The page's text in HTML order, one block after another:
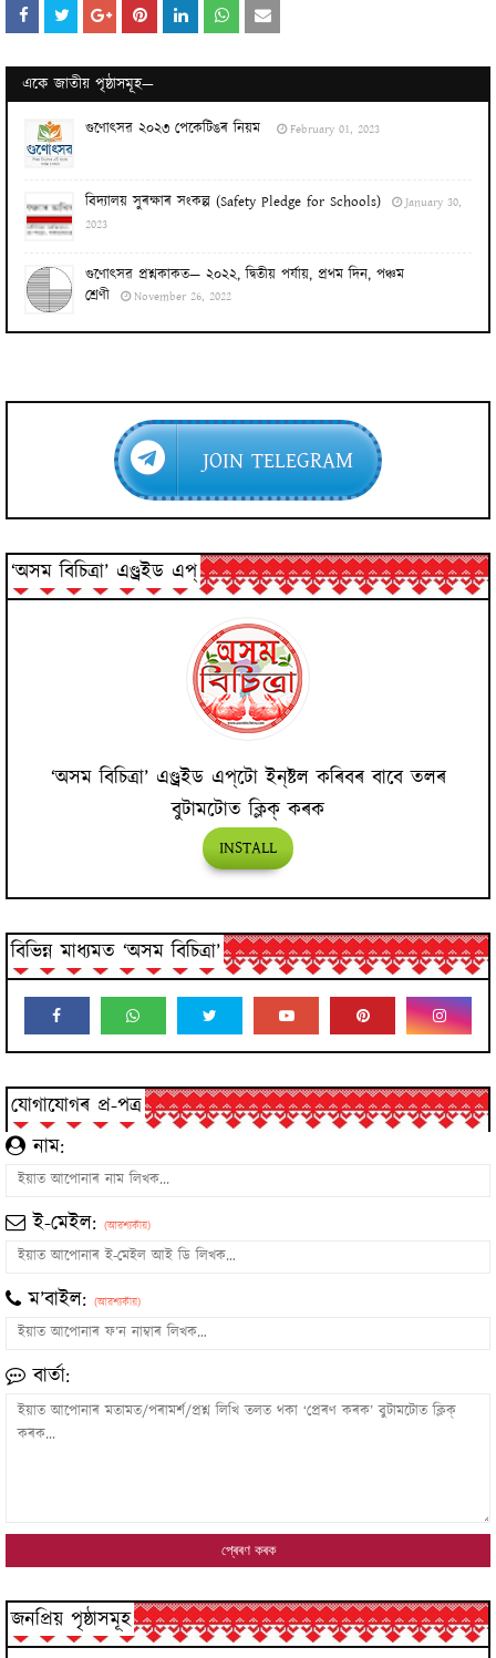
একে জাতীয় পৃষ্ঠাসমূহ—
গুণোৎসৱ ২০২৩ পেকেটিঙৰ নিয়ম February 01, 2023
বিদ্যালয় সুৰক্ষাৰ সংকল্প (Safety Pledge for Schools)
January 30,
2023
গুণোৎসৱ প্ৰশ্নকাকত— ২০২২, দ্বিতীয় পর্যায়, প্ৰথম দিন, পঞ্চম
শ্ৰেণী
November 26, 2022
JOIN TELEGRAM
‘অসম বিচিত্ৰা’ এণ্ড্ৰইড এপ্
‘অসম বিচিত্ৰা’ এণ্ড্ৰইড এপ্‌টো ইন্‌ষ্টল কৰিবৰ বাবে তলৰ
বুটামটোত ক্লিক্ কৰক
INSTALL
বিভিন্ন মাধ্যমত ‘অসম বিচিত্ৰা’
যোগাযোগৰ প্ৰ-পত্ৰ
নাম:
ই-মেইল: (আৱশ্যকীয়)
ম’বাইল: (আৱশ্যকীয়)
বাৰ্তা:
জনপ্ৰিয় পৃষ্ঠাসমূহ